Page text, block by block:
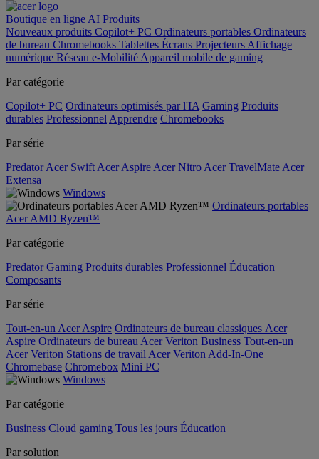
Boutique en ligne AI Produits
Nouveaux produits Copilot+ PC Ordinateurs portables Ordinateurs
de bureau Chromebooks Tablettes Écrans Projecteurs Affichage
numérique Réseau e-Mobilité Appareil mobile de gaming
Par catégorie
Copilot+ PC Ordinateurs optimisés par l'IA Gaming Produits
durables Professionnel Apprendre Chromebooks
Par série
Predator Acer Swift Acer Aspire Acer Nitro Acer TravelMate Acer
Extensa
Windows
Ordinateurs portables
Acer AMD Ryzen™
Par catégorie
Predator Gaming Produits durables Professionnel Éducation
Composants
Par série
Tout-en-un Acer Aspire Ordinateurs de bureau classiques Acer
Aspire Ordinateurs de bureau Acer Veriton Business Tout-en-un
Acer Veriton Stations de travail Acer Veriton Add-In-One
Chromebase Chromebox Mini PC
Windows
Par catégorie
Business Cloud gaming Tous les jours Éducation
Par solution